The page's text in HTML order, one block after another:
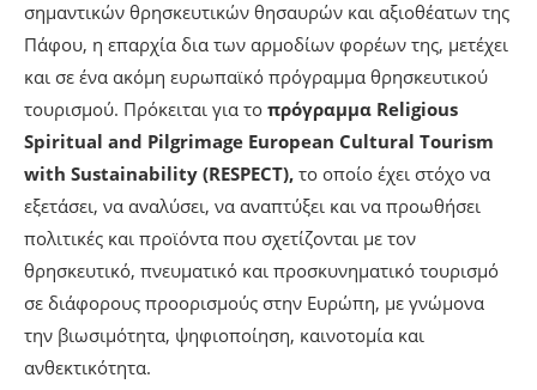
σημαντικών θρησκευτικών θησαυρών και αξιοθέατων της
Πάφου, η επαρχία δια των αρμοδίων φορέων της, μετέχει
και σε ένα ακόμη ευρωπαϊκό πρόγραμμα θρησκευτικού
τουρισμού. Πρόκειται για το πρόγραμμα Religious
Spiritual and Pilgrimage European Cultural Tourism
with Sustainability (RESPECT), το οποίο έχει στόχο να
εξετάσει, να αναλύσει, να αναπτύξει και να προωθήσει
πολιτικές και προϊόντα που σχετίζονται με τον
θρησκευτικό, πνευματικό και προσκυνηματικό τουρισμό
σε διάφορους προορισμούς στην Ευρώπη, με γνώμονα
την βιωσιμότητα, ψηφιοποίηση, καινοτομία και
ανθεκτικότητα.